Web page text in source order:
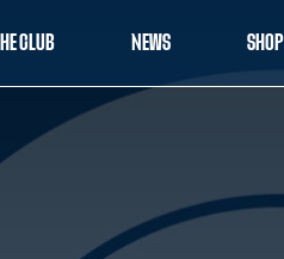
THE CLUB NEWS SHOP